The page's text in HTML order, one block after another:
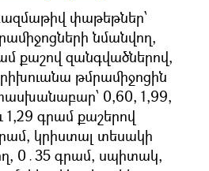
փաթեթներ՝
նմանվող,
քաշով զանգվածներով,
թմրամիջոցին
0,60, 1,99,
1,29 գրամ քաշերով
կրիստալ տեսակի
0․35 գրամ, սպիտակ,